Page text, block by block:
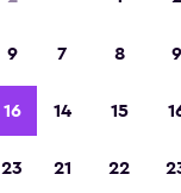
9
16
23
7 8 9
14 15
21 22